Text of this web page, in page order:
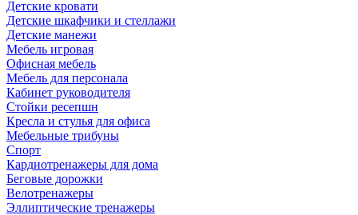
Детские кровати
Детские шкафчики и стеллажи
Детские манежи
Мебель игровая
Офисная мебель
Мебель для персонала
Кабинет руководителя
Стойки ресепшн
Кресла и стулья для офиса
Мебельные трибуны
Спорт
Кардиотренажеры для дома
Беговые дорожки
Велотренажеры
Эллиптические тренажеры